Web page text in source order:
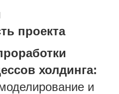
проекта
холдинга:
и